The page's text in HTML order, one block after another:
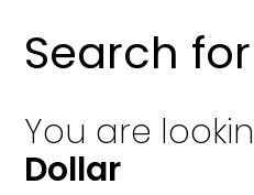
Search
You are
Dollar